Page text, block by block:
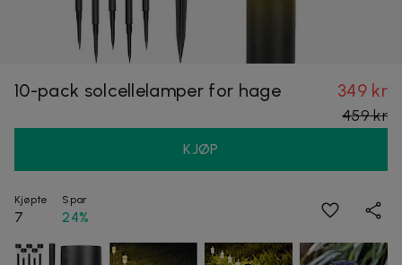
10-pack solcellelamper for hage 349 kr
459 kr
KJØP
Kjøpte
7
Spar
24%